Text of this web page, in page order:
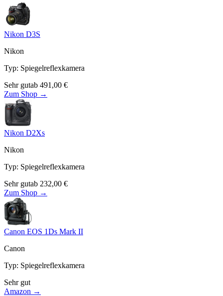
Nikon D3S
Nikon
Typ: Spiegelreflexkamera
Sehr gutab 491,00 €
Zum Shop →
Nikon D2Xs
Nikon
Typ: Spiegelreflexkamera
Sehr gutab 232,00 €
Zum Shop →
Canon EOS 1Ds Mark II
Canon
Typ: Spiegelreflexkamera
Sehr gut
Amazon →